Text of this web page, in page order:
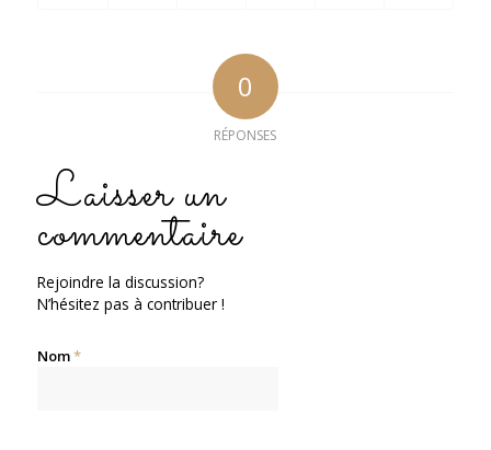
0
RÉPONSES
Laisser un
commentaire
Rejoindre la discussion?
N’hésitez pas à contribuer !
Nom*